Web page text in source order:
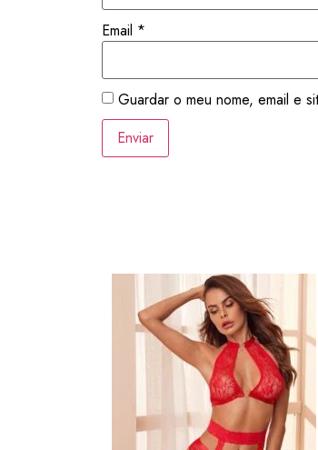
Email *
Guardar o meu nome, email e